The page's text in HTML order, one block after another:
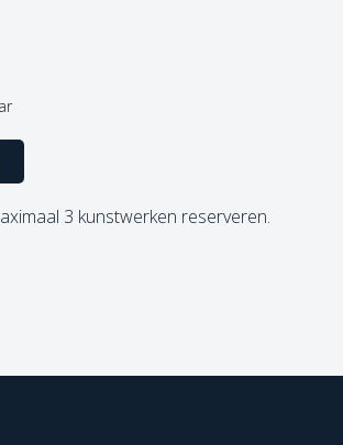
3 kunstwerken reserveren.